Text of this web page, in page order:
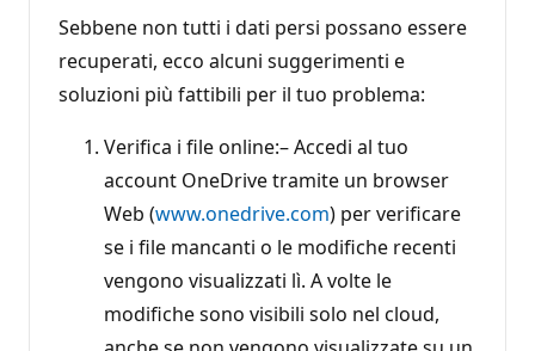
Sebbene non tutti i dati persi possano essere
recuperati, ecco alcuni suggerimenti e
soluzioni più fattibili per il tuo problema:
Verifica i file online:– Accedi al tuo
account OneDrive tramite un browser
Web (www.onedrive.com) per verificare
se i file mancanti o le modifiche recenti
vengono visualizzati lì. A volte le
modifiche sono visibili solo nel cloud,